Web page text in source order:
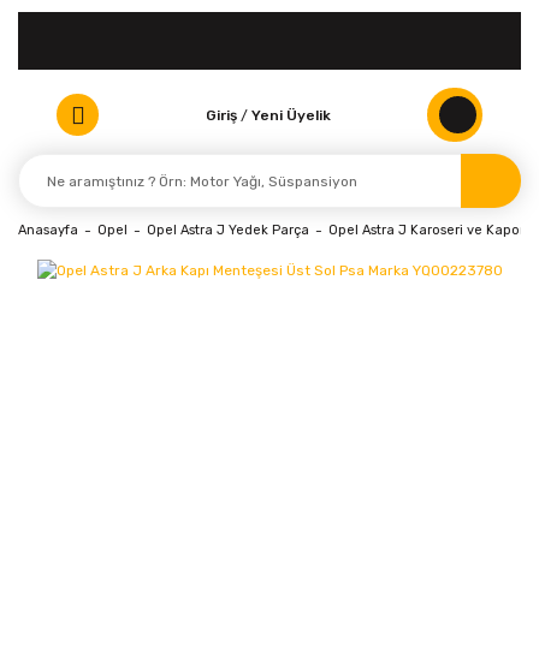
Giriş / Yeni Üyelik
Anasayfa Opel Opel Astra J Yedek Parça Opel Astra J Karoseri ve Kaporta